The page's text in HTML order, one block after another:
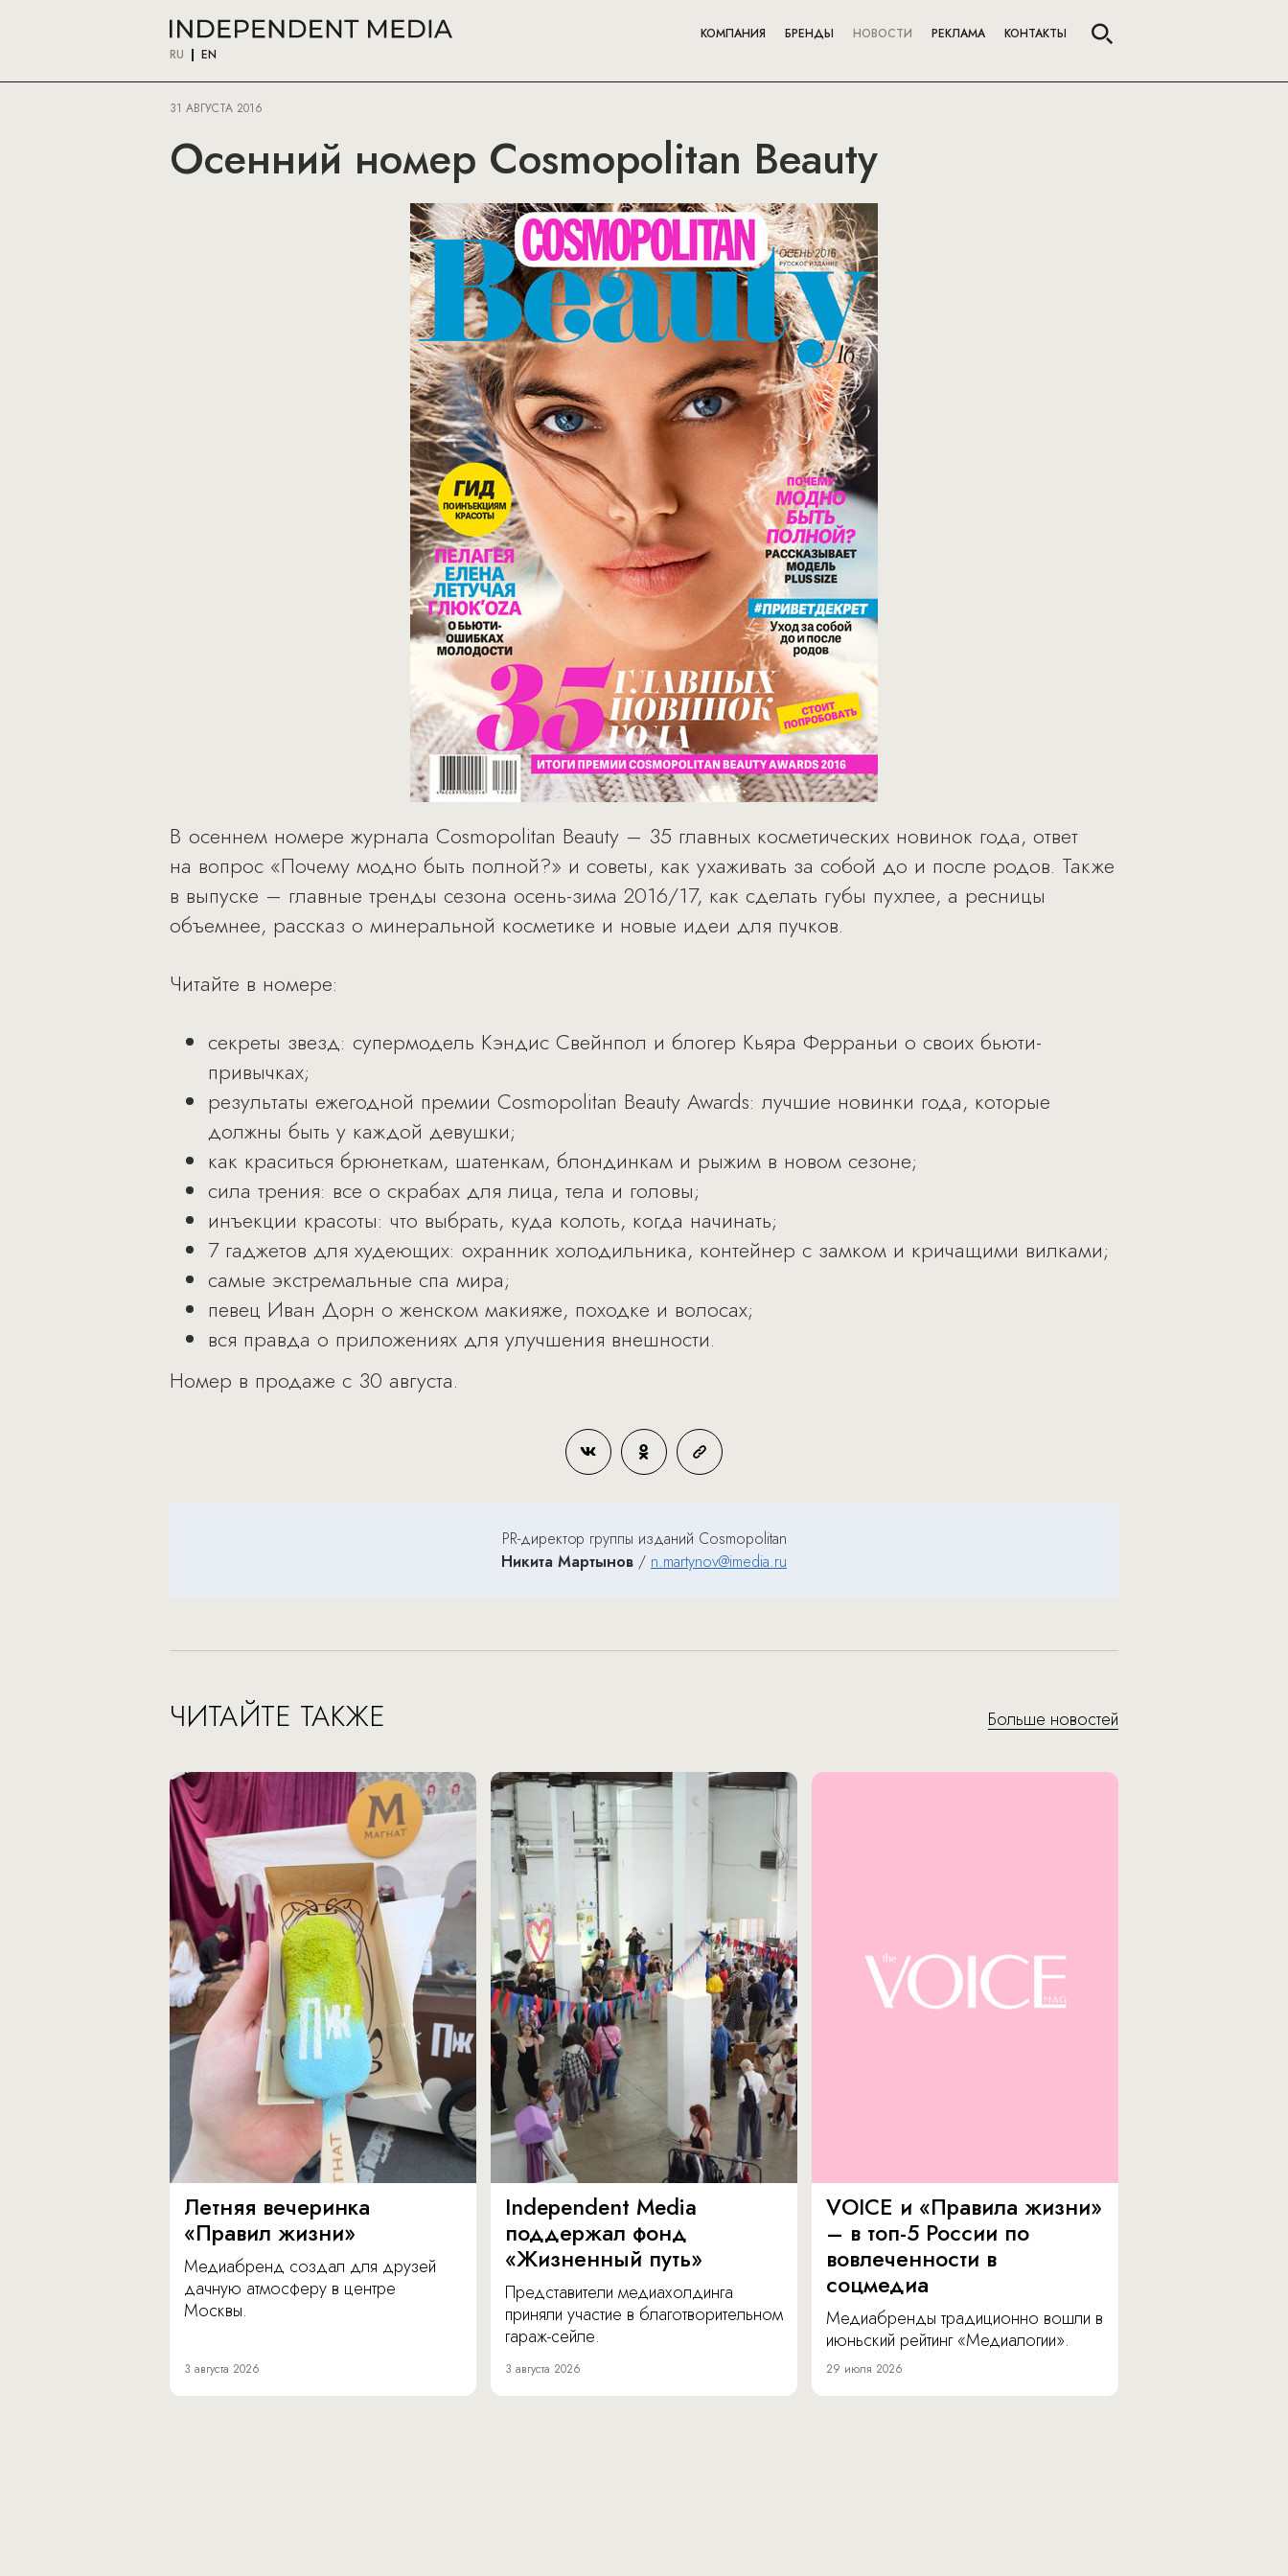
RU EN
КОМПАНИЯ БРЕНДЫ НОВОСТИ РЕКЛАМА КОНТАКТЫ
31 АВГУСТА 2016
Осенний номер Cosmopolitan Beauty
В осеннем номере журнала Cosmopolitan Beauty – 35 главных косметических новинок года, ответ
на вопрос «Почему модно быть полной?» и советы, как ухаживать за собой до и после родов. Также
в выпуске – главные тренды сезона осень-зима 2016/17, как сделать губы пухлее, а ресницы
объемнее, рассказ о минеральной косметике и новые идеи для пучков.
Читайте в номере:
секреты звезд: супермодель Кэндис Свейнпол и блогер Кьяра Ферраньи о своих бьюти-
привычках;
результаты ежегодной премии Cosmopolitan Beauty Awards: лучшие новинки года, которые
должны быть у каждой девушки;
как краситься брюнеткам, шатенкам, блондинкам и рыжим в новом сезоне;
сила трения: все о скрабах для лица, тела и головы;
инъекции красоты: что выбрать, куда колоть, когда начинать;
7 гаджетов для худеющих: охранник холодильника, контейнер с замком и кричащими вилками;
самые экстремальные спа мира;
певец Иван Дорн о женском макияже, походке и волосах;
вся правда о приложениях для улучшения внешности.
Номер в продаже с 30 августа.
PR-директор группы изданий Cosmopolitan
Никита Мартынов / n.martynov@imedia.ru
ЧИТАЙТЕ ТАКЖЕ Больше новостей
Летняя вечеринка
«Правил жизни»
Медиабренд создал для друзей
дачную атмосферу в центре
Москвы.
3 августа 2026
Independent Media
поддержал фонд
«Жизненный путь»
Представители медиахолдинга
приняли участие в благотворительном
гараж-сейле.
3 августа 2026
VOICE и «Правила жизни»
– в топ-5 России по
вовлеченности в
соцмедиа
Медиабренды традиционно вошли в
июньский рейтинг «Медиалогии».
29 июля 2026